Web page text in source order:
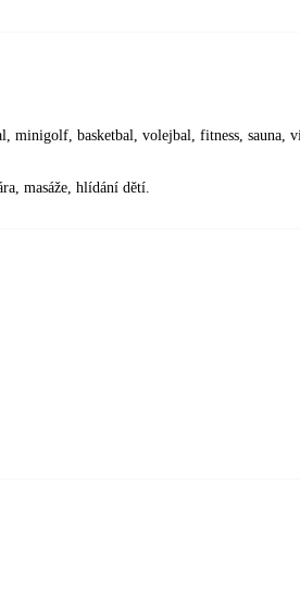
minigolf, basketbal, volejbal, fitness, sauna,
masáže, hlídání dětí.